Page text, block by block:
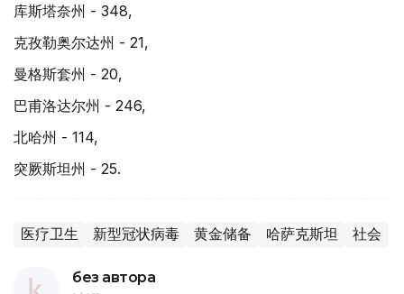
库斯塔奈州 - 348,
克孜勒奥尔达州 - 21,
曼格斯套州 - 20,
巴甫洛达尔州 - 246,
北哈州 - 114,
突厥斯坦州 - 25.
医疗卫生 新型冠状病毒 黄金储备 哈萨克斯坦 社会
без автора